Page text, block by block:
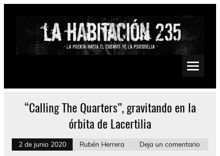
Saltar
Psychedelic, Stoner, Doom, Sludge, Fuzz, Space, Drone
“Calling The Quarters”, gravitando en la
órbita de Lacertilia
2 de junio 2020 Rubén Herrera Deja un comentario